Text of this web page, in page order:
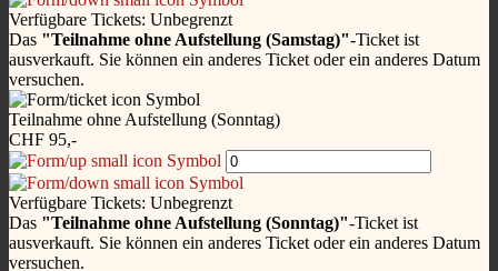
Verfügbare Tickets: Unbegrenzt
Das "Teilnahme ohne Aufstellung (Samstag)"-Ticket ist
ausverkauft. Sie können ein anderes Ticket oder ein anderes Datum
versuchen.
Teilnahme ohne Aufstellung (Sonntag)
CHF 95,-
Verfügbare Tickets: Unbegrenzt
Das "Teilnahme ohne Aufstellung (Sonntag)"-Ticket ist
ausverkauft. Sie können ein anderes Ticket oder ein anderes Datum
versuchen.